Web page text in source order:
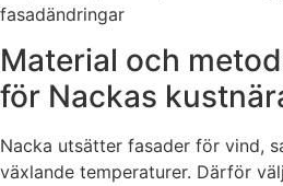
fasadändringar
Material och
för Nackas
Nacka utsätter fasader för vind,
växlande temperaturer. Därför